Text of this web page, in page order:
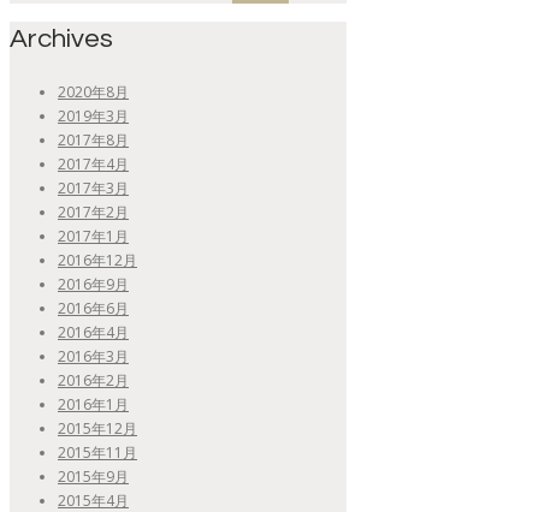
Archives
2020年8月
2019年3月
2017年8月
2017年4月
2017年3月
2017年2月
2017年1月
2016年12月
2016年9月
2016年6月
2016年4月
2016年3月
2016年2月
2016年1月
2015年12月
2015年11月
2015年9月
2015年4月